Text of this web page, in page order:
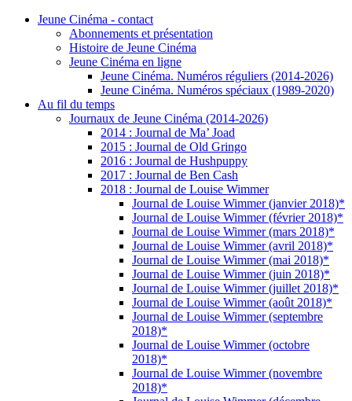
Jeune Cinéma - contact
Abonnements et présentation
Histoire de Jeune Cinéma
Jeune Cinéma en ligne
Jeune Cinéma. Numéros réguliers (2014-2026)
Jeune Cinéma. Numéros spéciaux (1989-2020)
Au fil du temps
Journaux de Jeune Cinéma (2014-2026)
2014 : Journal de Ma’ Joad
2015 : Journal de Old Gringo
2016 : Journal de Hushpuppy
2017 : Journal de Ben Cash
2018 : Journal de Louise Wimmer
Journal de Louise Wimmer (janvier 2018)*
Journal de Louise Wimmer (février 2018)*
Journal de Louise Wimmer (mars 2018)*
Journal de Louise Wimmer (avril 2018)*
Journal de Louise Wimmer (mai 2018)*
Journal de Louise Wimmer (juin 2018)*
Journal de Louise Wimmer (juillet 2018)*
Journal de Louise Wimmer (août 2018)*
Journal de Louise Wimmer (septembre
2018)*
Journal de Louise Wimmer (octobre
2018)*
Journal de Louise Wimmer (novembre
2018)*